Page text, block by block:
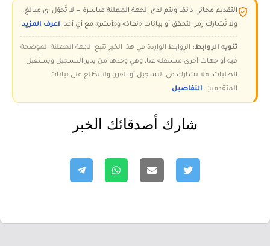
التقديم مجاني دائمًا ويتم لدى الجهة المعلنة مباشرة — لا تُحوّل أي مبالغ،
ولا تُشارك رمز التحقق أو بيانات «نفاذ» و«أبشر» مع أي أحد. اعرف المزيد
تنويه الروابط: الروابط الواردة في هذا الخبر تتبع الجهة المعلنة الموضحة
فيه أو جهات أخرى مستقلة عنا، وهي وحدها من يدير التسجيل ويستقبل
الطلبات؛ فلا نشارك في التسجيل أو الفرز، ولا نطّلع على بيانات
المتقدمين. التفاصيل
شارك أصدقائك الخبر